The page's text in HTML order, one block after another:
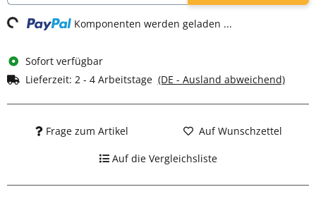
Komponenten werden geladen ...
Sofort verfügbar
Lieferzeit: 2 - 4 Arbeitstage (DE - Ausland abweichend)
Frage zum Artikel Auf Wunschzettel
Auf die Vergleichsliste